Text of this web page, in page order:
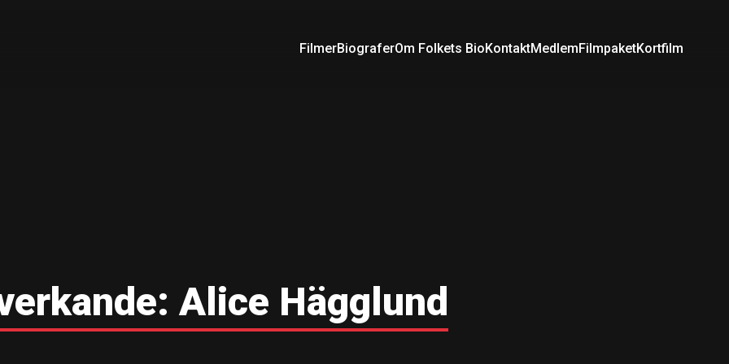
FilmerBiograferOm Folkets BioKontaktMedlemFilmpaketKortfilm
Alice Hägglund